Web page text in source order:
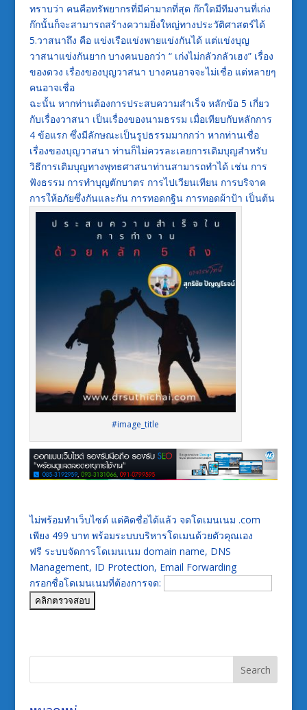
ทราบว่า คนคือทรัพยากรที่มีค่ามากที่สุด ก๊กใดมีทีมงานที่เก่ง
ก๊กนั้นก็จะสามารถสร้างความยิ่งใหญ่ทางประวัติศาสตร์ได้
5.วาสนาถึง คือ แข่งเรือแข่งพายแข่งกันได้ แต่แข่งบุญ
วาสนาแข่งกันยาก บางคนบอกว่า “ เก่งไม่กลัวกลัวเฮง” เรื่อง
ของดวง เรื่องของบุญวาสนา บางคนอาจจะไม่เชื่อ แต่หลายๆ
คนอาจเชื่อ
ฉะนั้น หากท่านต้องการประสบความสำเร็จ หลักข้อ 5 เกี่ยว
กับเรื่องวาสนา เป็นเรื่องของนามธรรม เมื่อเทียบกับหลักการ
4 ข้อแรก ซึ่งมีลักษณะเป็นรูปธรรมมากกว่า หากท่านเชื่อ
เรื่องของบุญวาสนา ท่านก็ไม่ควรละเลยการเติมบุญสำหรับ
วิธีการเติมบุญทางพุทธศาสนาท่านสามารถทำได้ เช่น การ
ฟังธรรม การทำบุญตักบาตร การไปเวียนเทียน การบริจาค
การให้อภัยซึ่งกันและกัน การทอดกฐิน การทอดผ้าป้า เป็นต้น
#image_title
ไม่พร้อมทำเว็บไซต์ แต่คิดชื่อได้แล้ว จดโดเมนเนม .com
เพียง 499 บาท พร้อมระบบบริหารโดเมนด้วยตัวคุณเอง
ฟรี ระบบจัดการโดเมนเนม domain name, DNS
Management, ID Protection, Email Forwarding
กรอกชื่อโดเมนเนมที่ต้องการจด: